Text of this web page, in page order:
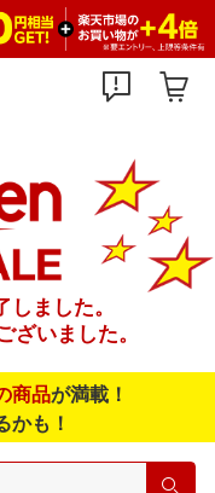
ました。
ざいました。
商品が満載！
かも！
検索